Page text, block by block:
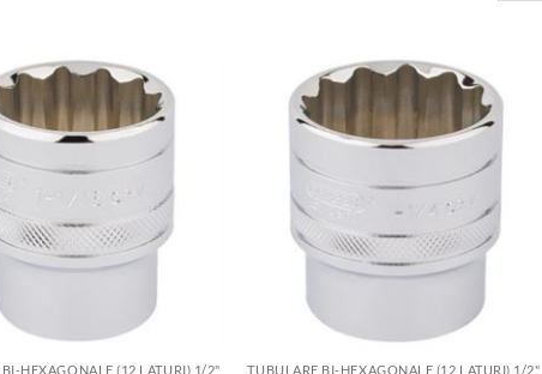
HEXAGONALE (12 LATURI) 1/2" TUBULARE BI-HEXAGONALE (12 LATURI) 1/2"